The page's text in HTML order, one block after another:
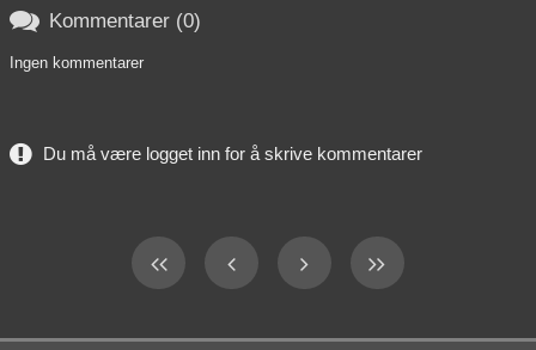
 Kommentarer (0)
Ingen kommentarer
Du må være logget inn for å skrive kommentarer